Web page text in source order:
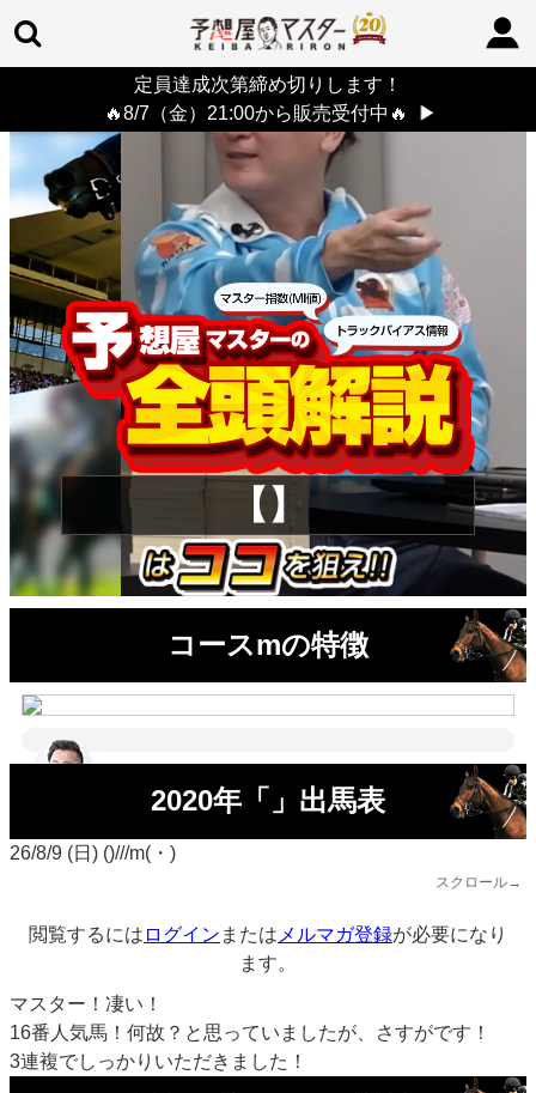
定員達成次第締め切りします！
🔥8/7（金）21:00から販売受付中🔥
▶
> 26/8/9 (日)
【】
コースmの特徴
2020年「」出馬表
26/8/9 (日) ()///m(・)
スクロール→
閲覧するには ログイン または メルマガ登録が必要になり
ます。
マスター！凄い！
16番人気馬！何故？と思っていましたが、さすがです！
3連複でしっかりいただきました！